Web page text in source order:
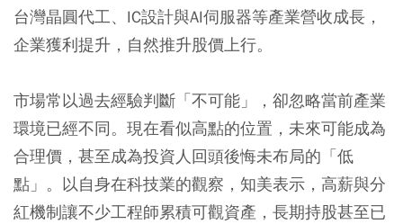
台灣晶圓代工、IC設計與AI伺服器等產業營收成長，
企業獲利提升，自然推升股價上行。
市場常以過去經驗判斷「不可能」，卻忽略當前產業
環境已經不同。現在看似高點的位置，未來可能成為
合理價，甚至成為投資人回頭後悔未布局的「低
點」。以自身在科技業的觀察，知美表示，高薪與分
紅機制讓不少工程師累積可觀資產，長期持股甚至已